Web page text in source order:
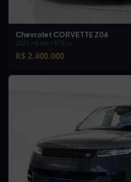
Chevrolet CORVETTE Z06
2027 • 0 km • 679 cv
R$ 2.400.000